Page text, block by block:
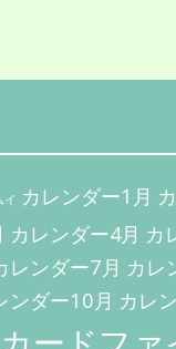
イ カレンダー1月
カレンダー4月 カ
レンダー7月 カレ
ンダー10月 カレ